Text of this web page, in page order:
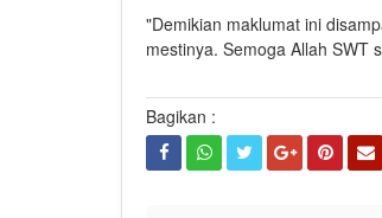
"Demikian maklumat ini
mestinya. Semoga Allah SWT
Bagikan :